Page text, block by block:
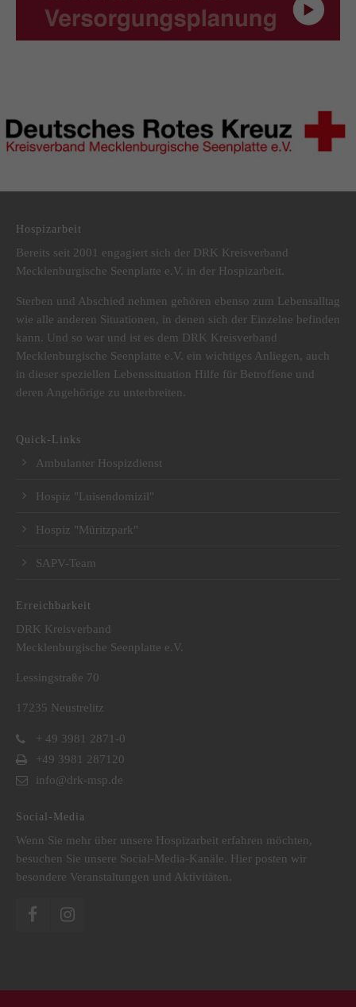
Hospizarbeit
Bereits seit 2001 engagiert sich der DRK Kreisverband
Mecklenburgische Seenplatte e.V. in der Hospizarbeit.
Sterben und Abschied nehmen gehören ebenso zum Lebensalltag
wie alle anderen Situationen, in denen sich der Einzelne befinden
kann. Und so war und ist es dem DRK Kreisverband
Mecklenburgische Seenplatte e.V. ein wichtiges Anliegen, auch
in dieser speziellen Lebenssituation Hilfe für Betroffene und
deren Angehörige zu unterbreiten.
Quick-Links
Ambulanter Hospizdienst
Hospiz "Luisendomizil"
Hospiz "Müritzpark"
SAPV-Team
Erreichbarkeit
DRK Kreisverband
Mecklenburgische Seenplatte e.V.
Lessingstraße 70
17235 Neustrelitz
+ 49 3981 2871-0
+49 3981 287120
info@drk-msp.de
Social-Media
Wenn Sie mehr über unsere Hospizarbeit erfahren möchten,
besuchen Sie unsere Social-Media-Kanäle. Hier posten wir
besondere Veranstaltungen und Aktivitäten.